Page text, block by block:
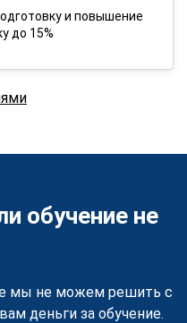
и повышение
до 15%
обучение не
мы не можем решить с
деньги за обучение.